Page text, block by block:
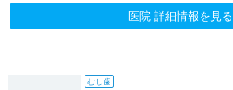
医院 詳細情報を見る
むし歯